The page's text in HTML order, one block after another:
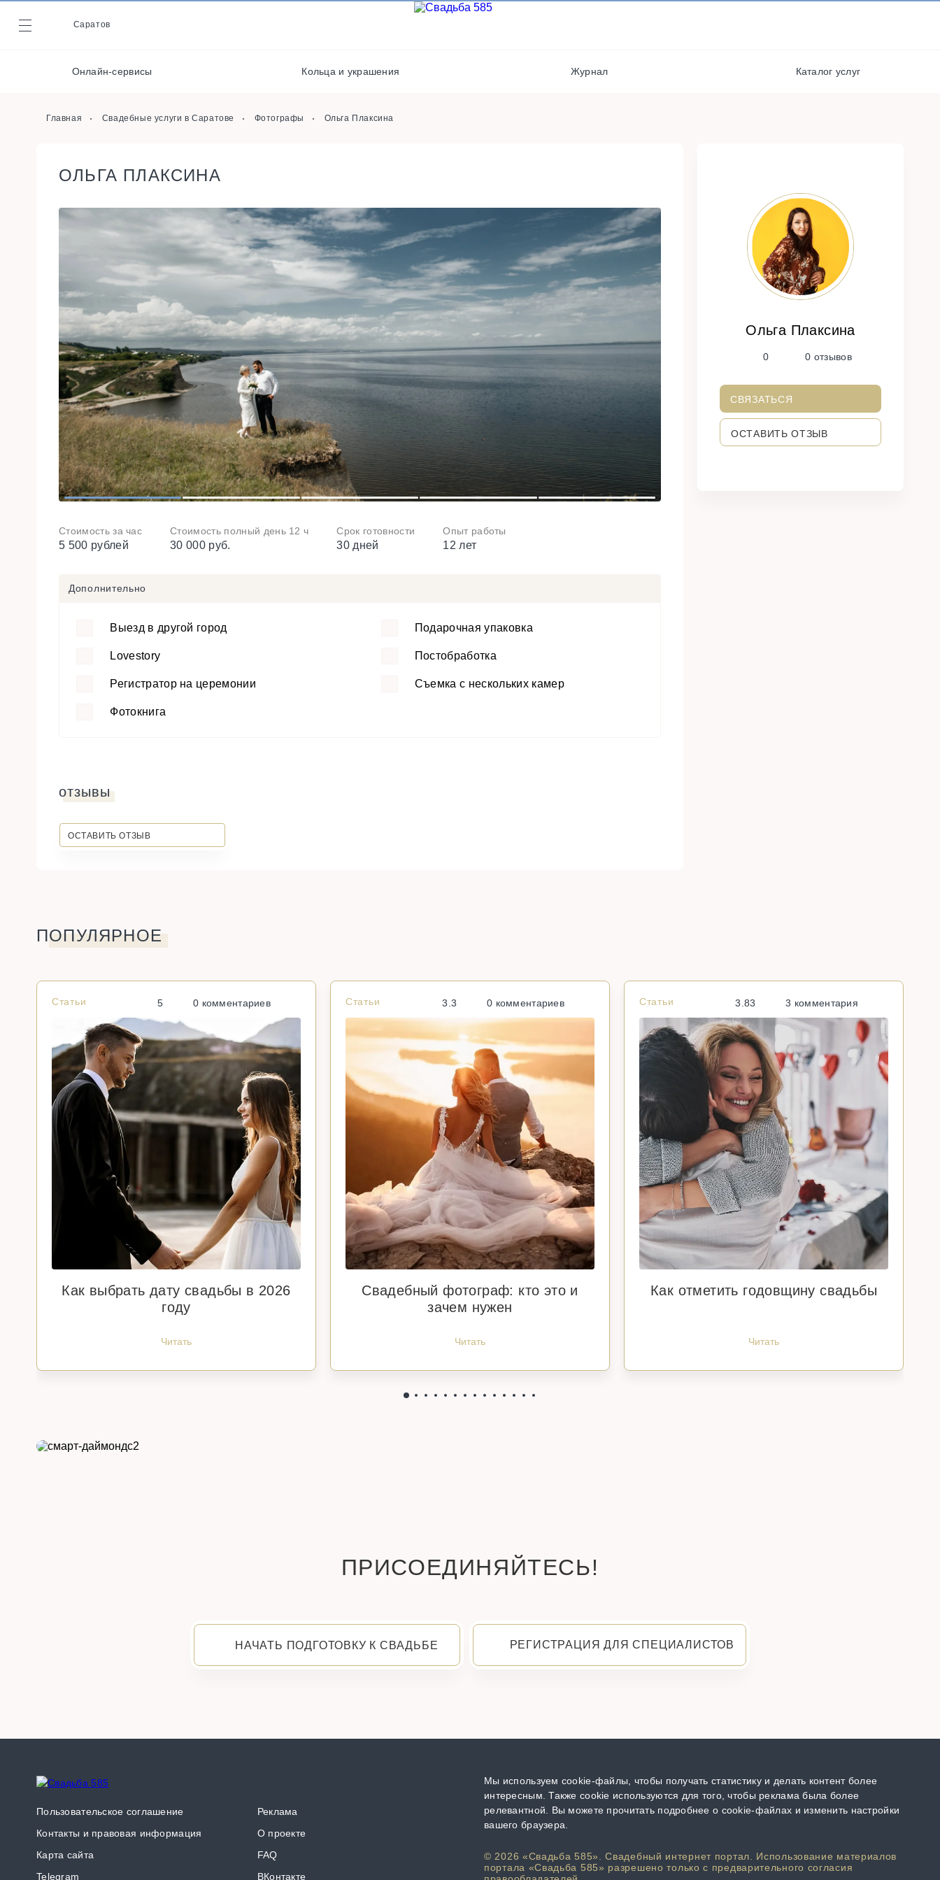
Саратов
Онлайн-сервисы Кольца и украшения Журнал Каталог услуг
Журнал
Онлайн-сервисы
Главная Свадебные услуги в Саратове Фотографы Ольга Плаксина
ОЛЬГА ПЛАКСИНА
1 2 3 4 5
Стоимость за час
5 500 рублей
Стоимость полный день 12 ч
30 000 руб.
Срок готовности
30 дней
Опыт работы
12 лет
Дополнительно
Выезд в другой город Подарочная упаковка
Lovestory Постобработка
Регистратор на церемонии Съемка с нескольких камер
Фотокнига
отзывы
ОСТАВИТЬ ОТЗЫВ
Ольга Плаксина
0 0 отзывов
СВЯЗАТЬСЯ
ОСТАВИТЬ ОТЗЫВ
ПОПУЛЯРНОЕ
Статьи 5 0 комментариев
Как выбрать дату свадьбы в 2026
году
Читать
Статьи 3.3 0 комментариев
Свадебный фотограф: кто это и
зачем нужен
Читать
Статьи 3.83 3 комментария
Как отметить годовщину свадьбы
Читать
ПРИСОЕДИНЯЙТЕСЬ!
НАЧАТЬ ПОДГОТОВКУ К СВАДЬБЕ РЕГИСТРАЦИЯ ДЛЯ СПЕЦИАЛИСТОВ
Пользовательское соглашение
Контакты и правовая информация
Карта сайта
Telegram
Реклама
О проекте
FAQ
ВКонтакте
Мы используем cookie-файлы, чтобы получать статистику и делать контент более
интересным. Также cookie используются для того, чтобы реклама была более
релевантной. Вы можете прочитать подробнее о cookie-файлах и изменить настройки
вашего браузера.
© 2026 «Свадьба 585». Свадебный интернет портал. Использование материалов
портала «Свадьба 585» разрешено только с предварительного согласия